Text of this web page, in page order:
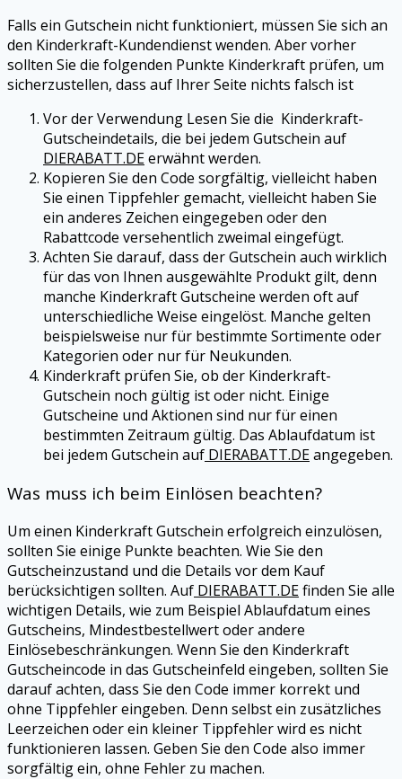
Falls ein Gutschein nicht funktioniert, müssen Sie sich an
den Kinderkraft-Kundendienst wenden. Aber vorher
sollten Sie die folgenden Punkte Kinderkraft prüfen, um
sicherzustellen, dass auf Ihrer Seite nichts falsch ist
Vor der Verwendung Lesen Sie die Kinderkraft-
Gutscheindetails, die bei jedem Gutschein auf
DIERABATT.DEerwähnt werden.
Kopieren Sie den Code sorgfältig, vielleicht haben
Sie einen Tippfehler gemacht, vielleicht haben Sie
ein anderes Zeichen eingegeben oder den
Rabattcode versehentlich zweimal eingefügt.
Achten Sie darauf, dass der Gutschein auch wirklich
für das von Ihnen ausgewählte Produkt gilt, denn
manche Kinderkraft Gutscheine werden oft auf
unterschiedliche Weise eingelöst. Manche gelten
beispielsweise nur für bestimmte Sortimente oder
Kategorien oder nur für Neukunden.
Kinderkraft prüfen Sie, ob der Kinderkraft-
Gutschein noch gültig ist oder nicht. Einige
Gutscheine und Aktionen sind nur für einen
bestimmten Zeitraum gültig. Das Ablaufdatum ist
bei jedem Gutschein auf DIERABATT.DEangegeben.
Was muss ich beim Einlösen beachten?
Um einen Kinderkraft Gutschein erfolgreich einzulösen,
sollten Sie einige Punkte beachten. Wie Sie den
Gutscheinzustand und die Details vor dem Kauf
berücksichtigen sollten. Auf DIERABATT.DEfinden Sie alle
wichtigen Details, wie zum Beispiel Ablaufdatum eines
Gutscheins, Mindestbestellwert oder andere
Einlösebeschränkungen. Wenn Sie den Kinderkraft
Gutscheincode in das Gutscheinfeld eingeben, sollten Sie
darauf achten, dass Sie den Code immer korrekt und
ohne Tippfehler eingeben. Denn selbst ein zusätzliches
Leerzeichen oder ein kleiner Tippfehler wird es nicht
funktionieren lassen. Geben Sie den Code also immer
sorgfältig ein, ohne Fehler zu machen.